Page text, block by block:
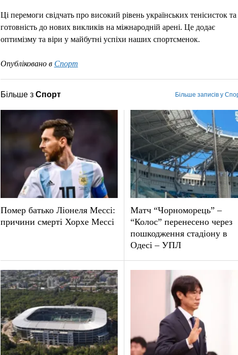
Ці перемоги свідчать про високий рівень українських тенісисток та
готовність до нових викликів на міжнародній арені. Це додає
оптимізму та віри у майбутні успіхи наших спортсменок.
Опубліковано в Спорт
Більше з Спорт Більше записів у
Помер батько Ліонеля Мессі:
причини смерті Хорхе Мессі
Матч “Чорноморець” –
“Колос” перенесено через
пошкодження стадіону в
Одесі – УПЛ